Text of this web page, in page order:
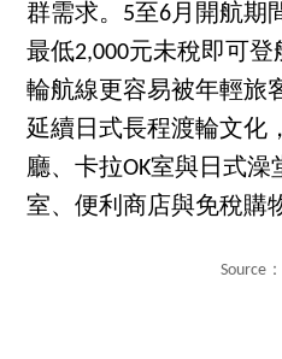
群需求。5至6月開航期
最低2,000元未稅即可
輪航線更容易被年輕旅
延續日式長程渡輪文化
廳、卡拉OK室與日式澡
室、便利商店與免稅購
Source